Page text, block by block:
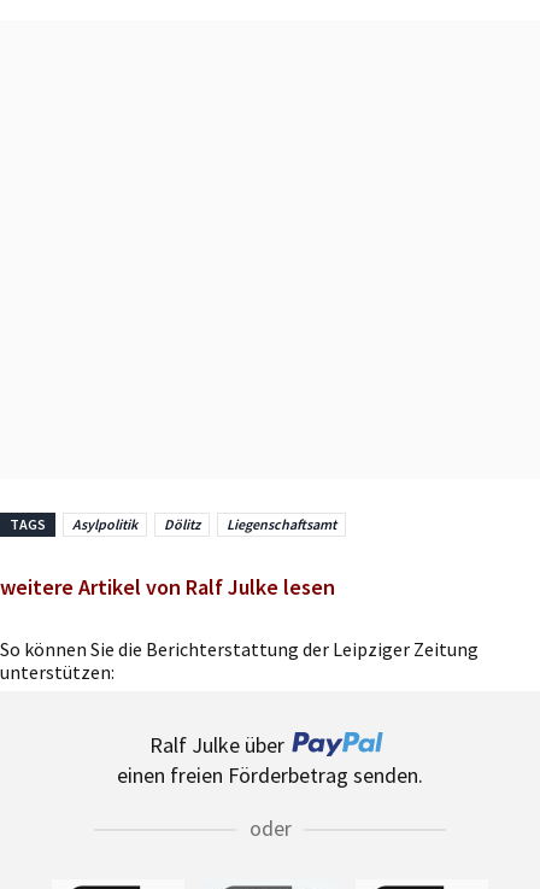
TAGS Asylpolitik Dölitz Liegenschaftsamt
weitere Artikel von Ralf Julke lesen
So können Sie die Berichterstattung der Leipziger Zeitung
unterstützen:
Ralf Julke über
einen freien Förderbetrag senden.
oder